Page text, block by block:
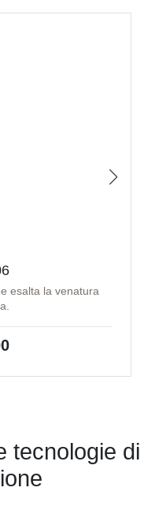
esalta la venatura
tecnologie di